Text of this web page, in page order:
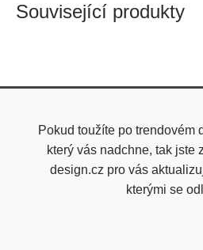
Související produkty
Pokud toužíte po trendovém
který vás nadchne, tak jste
design.cz pro vás
kterými se